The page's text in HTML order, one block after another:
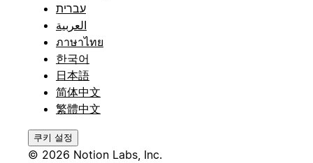
עברית
العربية
ภาษาไทย
한국어
日本語
简体中文
繁體中文
쿠키 설정
© 2026 Notion Labs, Inc.